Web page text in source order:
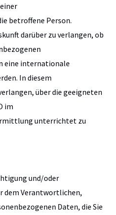
betroffene Person.
darüber zu verlangen, ob
eine internationale
In diesem
über die geeigneten
im
unterrichtet zu
und/oder
dem Verantwortlichen,
Daten, die Sie